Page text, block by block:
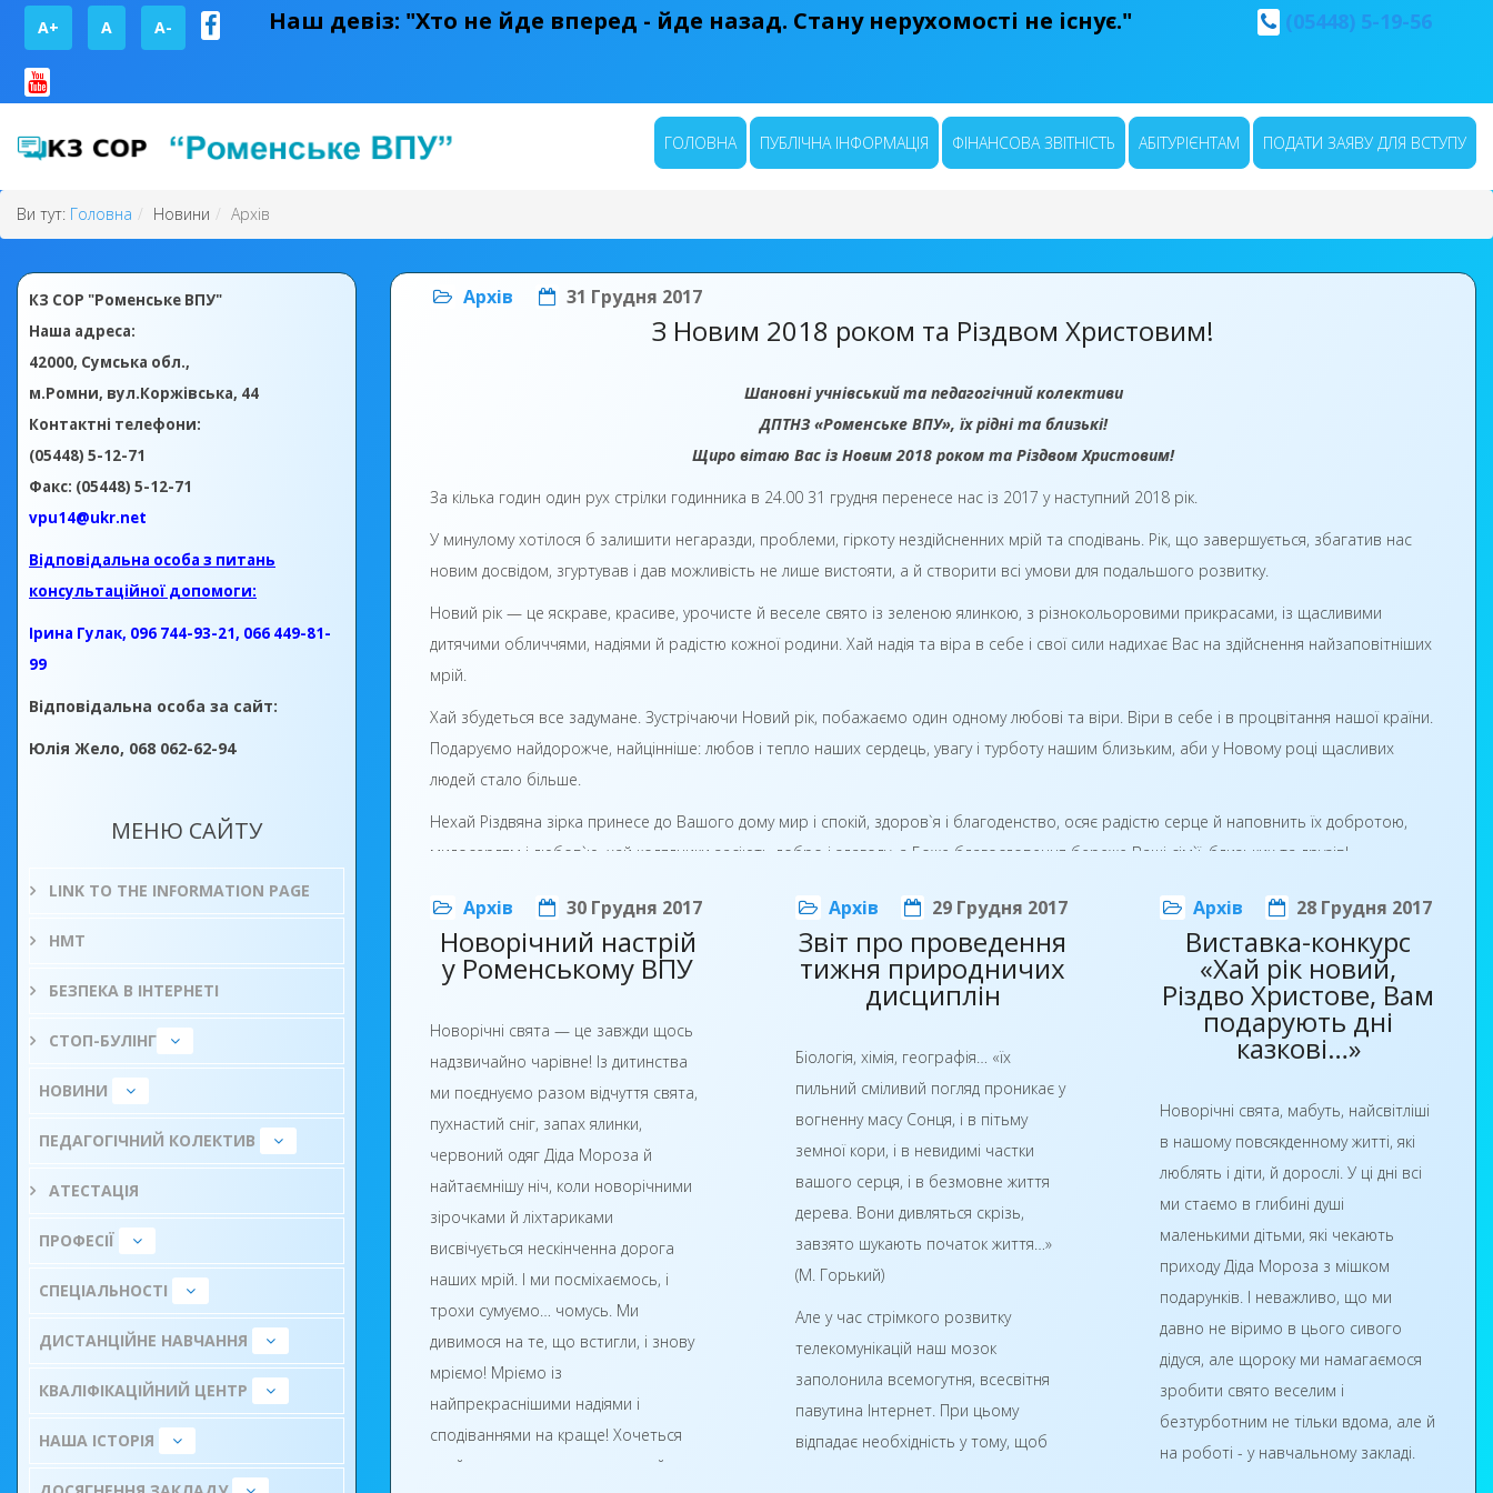
A+ А A- Наш девіз: "Хто не йде вперед - йде назад. Стану нерухомості не існує." (05448) 5-19-56
ГОЛОВНА ПУБЛІЧНА ІНФОРМАЦІЯ ФІНАНСОВА ЗВІТНІСТЬ АБІТУРІЄНТАМ ПОДАТИ ЗАЯВУ ДЛЯ ВСТУПУ
Ви тут: Головна Новини Архів
КЗ СОР "Роменське ВПУ"
Наша адреса:
42000, Сумська обл.,
м.Ромни, вул.Коржівська, 44
Контактні телефони:
(05448) 5-12-71
Факс: (05448) 5-12-71
vpu14@ukr.net
Відповідальна особа з питань
консультаційної допомоги:
Ірина Гулак, 096 744-93-21, 066 449-81-
99
Відповідальна особа за сайт:
Юлія Жело, 068 062-62-94
МЕНЮ САЙТУ
LINK TO THE INFORMATION PAGE
НМТ
БЕЗПЕКА В ІНТЕРНЕТІ
СТОП-БУЛІНГ
НОВИНИ
ПЕДАГОГІЧНИЙ КОЛЕКТИВ
АТЕСТАЦІЯ
ПРОФЕСІЇ
СПЕЦІАЛЬНОСТІ
ДИСТАНЦІЙНЕ НАВЧАННЯ
КВАЛІФІКАЦІЙНИЙ ЦЕНТР
НАША ІСТОРІЯ
Архів 31 Грудня 2017
З Новим 2018 роком та Різдвом Христовим!
Шановні учнівський та педагогічний колективи
ДПТНЗ «Роменське ВПУ», їх рідні та близькі!
Щиро вітаю Вас із Новим 2018 роком та Різдвом Христовим!
За кілька годин один рух стрілки годинника в 24.00 31 грудня перенесе нас із 2017 у наступний 2018 рік.
У минулому хотілося б залишити негаразди, проблеми, гіркоту нездійсненних мрій та сподівань. Рік, що завершується, збагатив нас
новим досвідом, згуртував і дав можливість не лише вистояти, а й створити всі умови для подальшого розвитку.
Новий рік — це яскраве, красиве, урочисте й веселе свято із зеленою ялинкою, з різнокольоровими прикрасами, із щасливими
дитячими обличчями, надіями й радістю кожної родини. Хай надія та віра в себе і свої сили надихає Вас на здійснення найзаповітніших
мрій.
Хай збудеться все задумане. Зустрічаючи Новий рік, побажаємо один одному любові та віри. Віри в себе і в процвітання нашої країни.
Подаруємо найдорожче, найцінніше: любов і тепло наших сердець, увагу і турботу нашим близьким, аби у Новому році щасливих
людей стало більше.
Нехай Різдвяна зірка принесе до Вашого дому мир і спокій, здоров`я і благоденство, осяє радістю серце й наповнить їх добротою,
милосердям і любов`ю, хай колядники засіють добро і злагоду, а Боже благословення береже Ваші сім`ї, близьких та друзів!
Нехай Новий рік буде щедрим для Вас на цікаві плани та творчі успіхи, принесе із собою смак нових перемог, впевненість у
правильності обраної мети та енергію для її досягнення.
Успіхів Вам й удачі, щастя і благополуччя!
З повагою, директор ДПТНЗ «Роменське ВПУ» Павло Помаран
Архів 30 Грудня 2017
Новорічний настрій
у Роменському ВПУ
Новорічні свята — це завжди щось
надзвичайно чарівне! Із дитинства
ми поєднуємо разом відчуття свята,
пухнастий сніг, запах ялинки,
червоний одяг Діда Мороза й
найтаємнішу ніч, коли новорічними
зірочками й ліхтариками
висвічується нескінченна дорога
наших мрій. І ми посміхаємось, і
трохи сумуємо… чомусь. Ми
дивимося на те, що встигли, і знову
мріємо! Мріємо із
найпрекраснішими надіями і
сподіваннями на краще! Хочеться
знайти свою дорогу до щастя й
Архів 29 Грудня 2017
Звіт про проведення
тижня природничих
дисциплін
Біологія, хімія, географія… «їх
пильний сміливий погляд проникає у
вогненну масу Сонця, і в пітьму
земної кори, і в невидимі частки
вашого серця, і в безмовне життя
дерева. Вони дивляться скрізь,
завзято шукають початок життя…»
(М. Горький)
Але у час стрімкого розвитку
телекомунікацій наш мозок
заполонила всемогутня, всесвітня
павутина Інтернет. При цьому
відпадає необхідність у тому, щоб
Архів 28 Грудня 2017
Виставка-конкурс
«Хай рік новий,
Різдво Христове, Вам
подарують дні
казкові…»
Новорічні свята, мабуть, найсвітліші
в нашому повсякденному житті, які
люблять і діти, й дорослі. У ці дні всі
ми стаємо в глибині душі
маленькими дітьми, які чекають
приходу Діда Мороза з мішком
подарунків. І неважливо, що ми
давно не віримо в цього сивого
дідуся, але щороку ми намагаємося
зробити свято веселим і
безтурботним не тільки вдома, але й
на роботі - у навчальному закладі.